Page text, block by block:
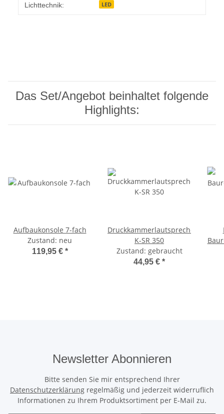
Lichttechnik: LED
Das Set/Angebot beinhaltet folgende
Highlights:
Aufbaukonsole 7-fach
Zustand: neu
119,95 € *
Druckkammerlautsprecher
K-SR 350
Zustand: gebraucht
44,95 € *
Newsletter Abonnieren
Bitte senden Sie mir entsprechend Ihrer
Datenschutzerklärung regelmäßig und jederzeit widerruflich
Informationen zu Ihrem Produktsortiment per E-Mail zu.